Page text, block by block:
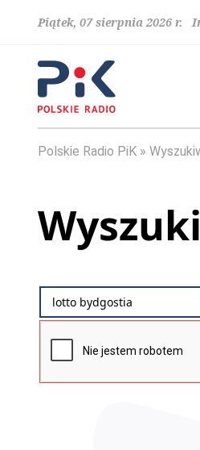
Piątek, 07 sierpnia 2026 r.
Polskie Radio PiK